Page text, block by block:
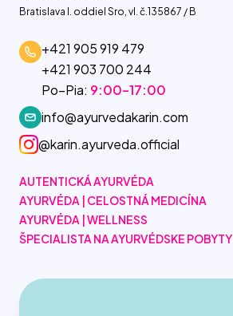
Bratislava I. oddiel Sro, vl. č.135867 / B
+421 905 919 479
+421 903 700 244
Po–Pia: 9:00–17:00
info@ayurvedakarin.com
@karin.ayurveda.official
AUTENTICKÁ AYURVÉDA
AYURVÉDA | CELOSTNÁ MEDICÍNA
AYURVÉDA | WELLNESS
ŠPECIALISTA NA AYURVÉDSKE POBYTY